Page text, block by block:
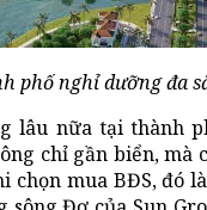
phố nghỉ dưỡng đa
lâu nữa tại thành
chỉ gần biển, mà
mua BĐS, đó